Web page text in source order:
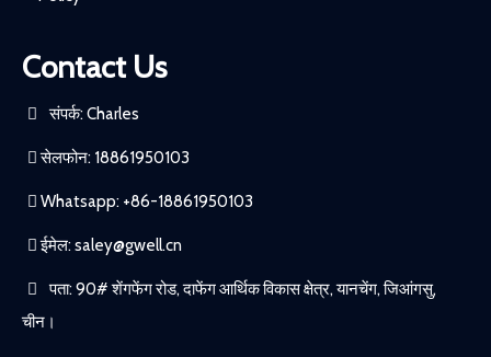
Contact Us
संपर्क: Charles
सेलफोन: 18861950103
Whatsapp: +86-18861950103
ईमेल: saley@gwell.cn
पता: 90# शेंगफेंग रोड, दाफेंग आर्थिक विकास क्षेत्र, यानचेंग, जिआंगसु,
चीन।